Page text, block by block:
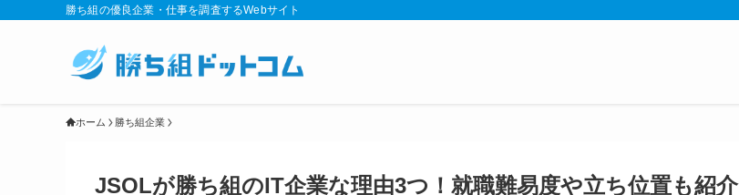
勝ち組の優良企業・仕事を調査するWebサイト
ホーム 勝ち組企業
JSOLが勝ち組のIT企業な理由3つ！就職難易度や立ち位置も紹介